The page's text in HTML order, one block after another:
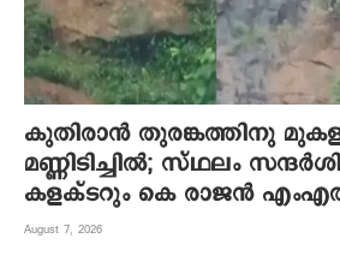
കുതിരാന്‍ തുരങ്കത്തിനു
മണ്ണിടിച്ചില്‍; സ്ഥലം
കളക്ടറും കെ രാജന്‍
August 7, 2026